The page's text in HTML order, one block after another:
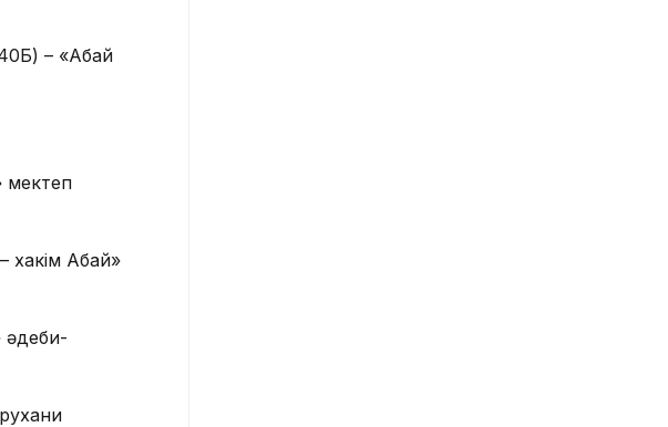
– «Абай
мектеп
хакім Абай»
әдеби-